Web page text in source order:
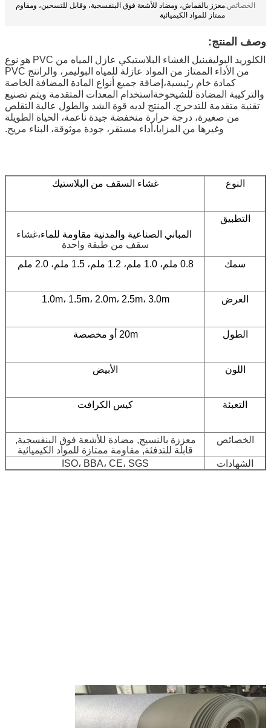
الخصائص:معزز بالقماش، ومضاد للأشعة فوق البنفسجية، وقابل للتسخين، ومقاوم
ممتاز للمواد الكيميائية
وصف المنتج:
الكلوريد البوليفينيل الغشاء البلاستيكي عازل المياه من PVC هو نوع
من الأداء الممتاز من المواد عازلة للمياه البوليمر، والراتنج PVC
كمادة خام رئيسية،إضافة جميع أنواع المادة المضافة الخاصة
والتركيبة المضادة للشيخوخةاستخدام المعدات المتقدمة ويتم تصنيع
تقنية متقدمة للتدحرج. المنتج لديه قوة الشد والطول عالية التقلص
من صغيرة، درجة حرارة منخفضة جيدة ناعمة، الحياة الطويلة
وغيرها من المزايا، أداء مستقر، جودة موثوقة، البناء مريح.
النوع غشاء السقف من البلاستيك
التطبيق
المباني الصناعية والمدنية مقاومة للماء،غشاء
سقف من طبقة واحدة
سمك
0.8 ملم، 1.0 ملم، 1.2 ملم، 1.5 ملم، 2.0 ملم
العرض 1.0m، 1.5m، 2.0m، 2.5m، 3.0m
الطول 20m أو مخصصة
اللون الأبيض
التعبئة كيس الكرافت
الخصائص
معززة بالنسيج, مضادة للأشعة فوق البنفسجية,
قابلة للتدفئة, مقاومة ممتازة للمواد الكيميائية
الشهادات
ISO، BBA، CE، SGS